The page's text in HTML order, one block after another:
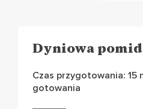
Dyniowa
Czas przygotowania: 15
gotowania